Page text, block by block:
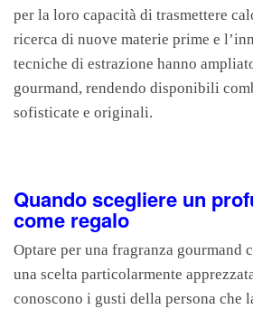
per la loro capacità di trasmettere
ricerca di nuove materie prime e
tecniche di estrazione hanno
gourmand, rendendo disponibili
sofisticate e originali.
Quando scegliere un
come regalo
Optare per una fragranza gourmand
una scelta particolarmente
conoscono i gusti della persona che